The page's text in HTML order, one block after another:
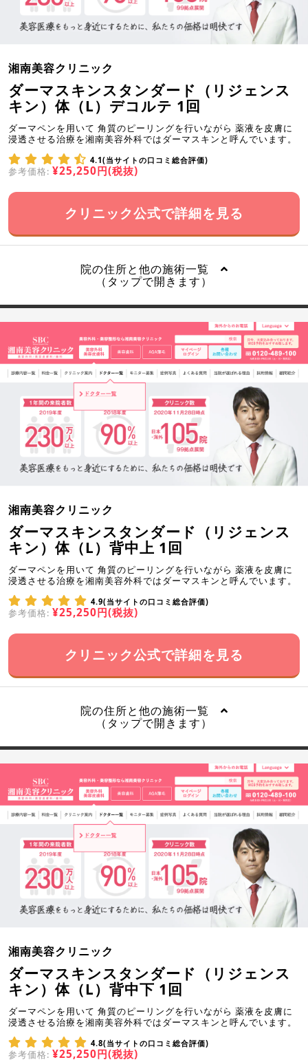
湘南美容クリニック
ダーマスキンスタンダード（リジェンス
キン）体（L）デコルテ 1回
ダーマペンを用いて 角質のピーリングを行いながら 薬液を皮膚に
浸透させる治療を湘南美容外科ではダーマスキンと呼んでいます。
4.1(当サイトの口コミ総合評価)
参考価格: ¥25,250円(税抜)
クリニック公式で詳細を見る
院の住所と他の施術一覧
（タップで開きます）
湘南美容クリニック
ダーマスキンスタンダード（リジェンス
キン）体（L）背中上 1回
ダーマペンを用いて 角質のピーリングを行いながら 薬液を皮膚に
浸透させる治療を湘南美容外科ではダーマスキンと呼んでいます。
4.9(当サイトの口コミ総合評価)
参考価格: ¥25,250円(税抜)
クリニック公式で詳細を見る
院の住所と他の施術一覧
（タップで開きます）
湘南美容クリニック
ダーマスキンスタンダード（リジェンス
キン）体（L）背中下 1回
ダーマペンを用いて 角質のピーリングを行いながら 薬液を皮膚に
浸透させる治療を湘南美容外科ではダーマスキンと呼んでいます。
4.8(当サイトの口コミ総合評価)
参考価格: ¥25,250円(税抜)